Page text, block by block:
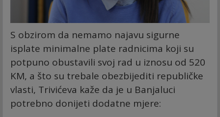
S obzirom da nemamo najavu sigurne
isplate minimalne plate radnicima koji su
potpuno obustavili svoj rad u iznosu od 520
KM, a što su trebale obezbijediti republičke
vlasti, Trivićeva kaže da je u Banjaluci
potrebno donijeti dodatne mjere: